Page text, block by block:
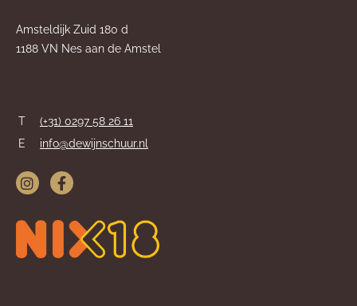
Amsteldijk Zuid 180 d
1188 VN Nes aan de Amstel
T
(+31) 0297 58 26 11
E
info@dewijnschuur.nl